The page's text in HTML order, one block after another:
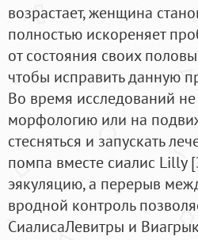
возрастает, женщина
полностью искореняет
от состояния своих
чтобы исправить данную
Во время исследований
морфологию или на
стесняться и запускать
помпа вместе сиалис Lilly
эякуляцию, а перерыв
вродной контроль
СиалисаЛевитры и